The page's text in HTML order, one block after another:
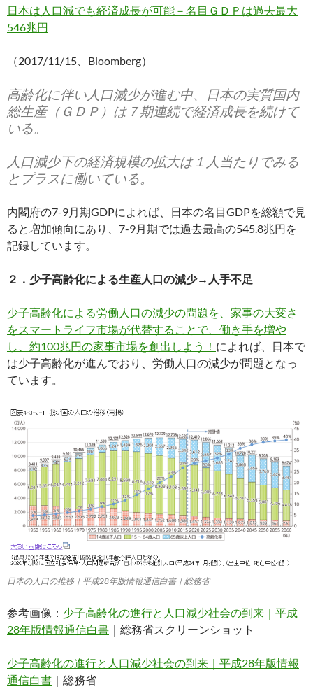
日本は人口減でも経済成長が可能－名目ＧＤＰは過去最大
546兆円
（2017/11/15、Bloomberg）
高齢化に伴い人口減少が進む中、日本の実質国内
総生産（ＧＤＰ）は７期連続で経済成長を続けて
いる。
人口減少下の経済規模の拡大は１人当たりでみる
とプラスに働いている。
内閣府の7-9月期GDPによれば、日本の名目GDPを総額で見
ると増加傾向にあり、7-9月期では過去最高の545.8兆円を
記録しています。
２．少子高齢化による生産人口の減少→人手不足
少子高齢化による労働人口の減少の問題を、家事の大変さ
をスマートライフ市場が代替することで、働き手を増や
し、約100兆円の家事市場を創出しよう！ によれば、日本で
は少子高齢化が進んでおり、労働人口の減少が問題となっ
ています。
日本の人口の推移｜平成28年版情報通信白書｜総務省
参考画像： 少子高齢化の進行と人口減少社会の到来｜平成
28年版情報通信白書 ｜総務省スクリーンショット
少子高齢化の進行と人口減少社会の到来｜平成28年版情報
通信白書 ｜総務省